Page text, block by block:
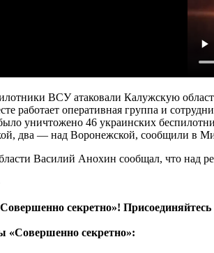
ВСУ атаковали Калужскую
работает оперативная группа и
уничтожено 46 украинских
два — над Воронежской, сообщили в
Василий Анохин сообщал, что над
секретно»!
«Совершенно секретно»: